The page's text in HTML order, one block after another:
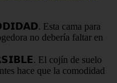
Esta cama para
no debería faltar en
El cojín de suelo
hace que la comodidad